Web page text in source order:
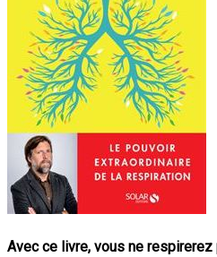
Avec ce livre, vous ne respirerez